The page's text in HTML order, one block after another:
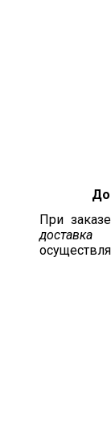
При заказе
доставка